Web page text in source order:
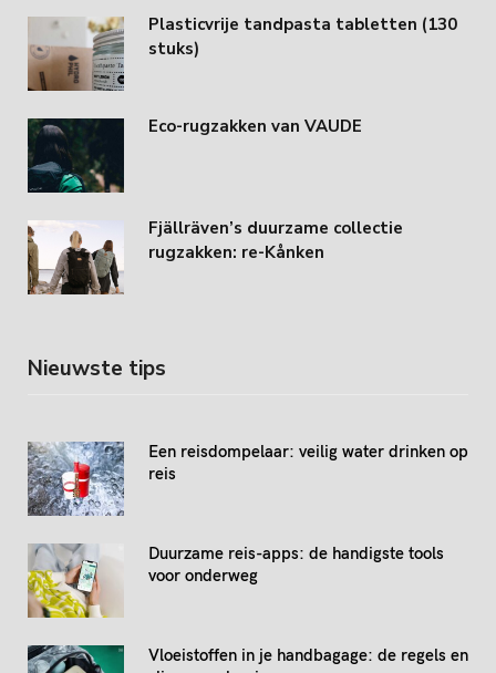
Plasticvrije tandpasta tabletten (130
stuks)
Eco-rugzakken van VAUDE
Fjällräven’s duurzame collectie
rugzakken: re-Kånken
Nieuwste tips
Een reisdompelaar: veilig water drinken op
reis
Duurzame reis-apps: de handigste tools
voor onderweg
Vloeistoffen in je handbagage: de regels en